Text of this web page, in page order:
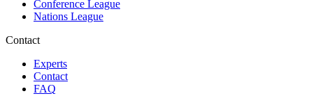
Conference League
Nations League
Contact
Experts
Contact
FAQ